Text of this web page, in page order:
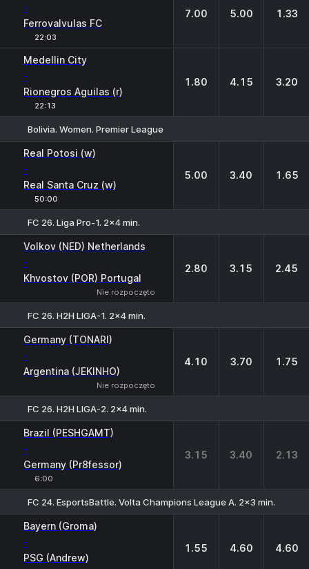
-
Ferrovalvulas FC
22:03
7.00 5.00 1.33
Medellin City
-
Rionegros Aguilas (r)
22:13
1.80 4.15 3.20
Bolivia. Women. Premier League
Real Potosi (w)
-
Real Santa Cruz (w)
50:00
5.00 3.40 1.65
FC 26. Liga Pro-1. 2x4 min.
Volkov (NED) Netherlands
-
Khvostov (POR) Portugal
Nie rozpoczęto
2.80 3.15 2.45
FC 26. H2H LIGA-1. 2x4 min.
Germany (TONARI)
-
Argentina (JEKINHO)
Nie rozpoczęto
4.10 3.70 1.75
FC 26. H2H LIGA-2. 2x4 min.
Brazil (PESHGAMT)
-
Germany (Pr8fessor)
6:00
3.15 3.40 2.13
FC 24. EsportsBattle. Volta Champions League A. 2x3 min.
Bayern (Groma)
-
PSG (Andrew)
1.55 4.60 4.60